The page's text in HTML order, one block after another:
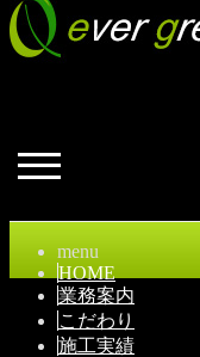
menu
HOME
業務案内
こだわり
施工実績